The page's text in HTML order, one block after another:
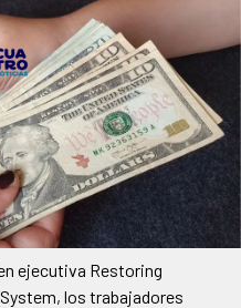
ejecutiva Restoring
los trabajadores